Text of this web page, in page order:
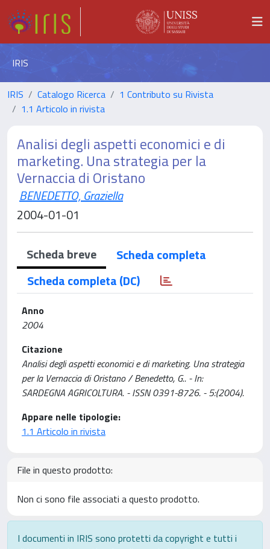
IRIS
IRIS Catalogo Ricerca
1 Contributo su Rivista
1.1 Articolo in rivista
Analisi degli aspetti economici e di
marketing. Una strategia per la
Vernaccia di Oristano
BENEDETTO, Graziella
2004-01-01
Scheda breve
Scheda completa
Scheda completa (DC)
Anno
2004
Citazione
Analisi degli aspetti economici e di marketing. Una strategia
per la Vernaccia di Oristano / Benedetto, G.. - In:
SARDEGNA AGRICOLTURA. - ISSN 0391-8726. - 5:(2004).
Appare nelle tipologie:
1.1 Articolo in rivista
File in questo prodotto:
Non ci sono file associati a questo prodotto.
I documenti in IRIS sono protetti da copyright e tutti i